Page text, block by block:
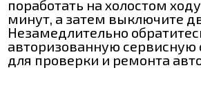
поработать на холостом
минут, а затем выключите
Незамедлительно
авторизованную сервисную
для проверки и ремонта